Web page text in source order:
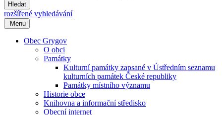
Hledat
rozšířené vyhledávání
Menu
Obec Grygov
O obci
Památky
Kulturní památky zapsané v Ústředním seznamu
kulturních památek České republiky
Památky místního významu
Historie obce
Knihovna a informační středisko
Obecní internet